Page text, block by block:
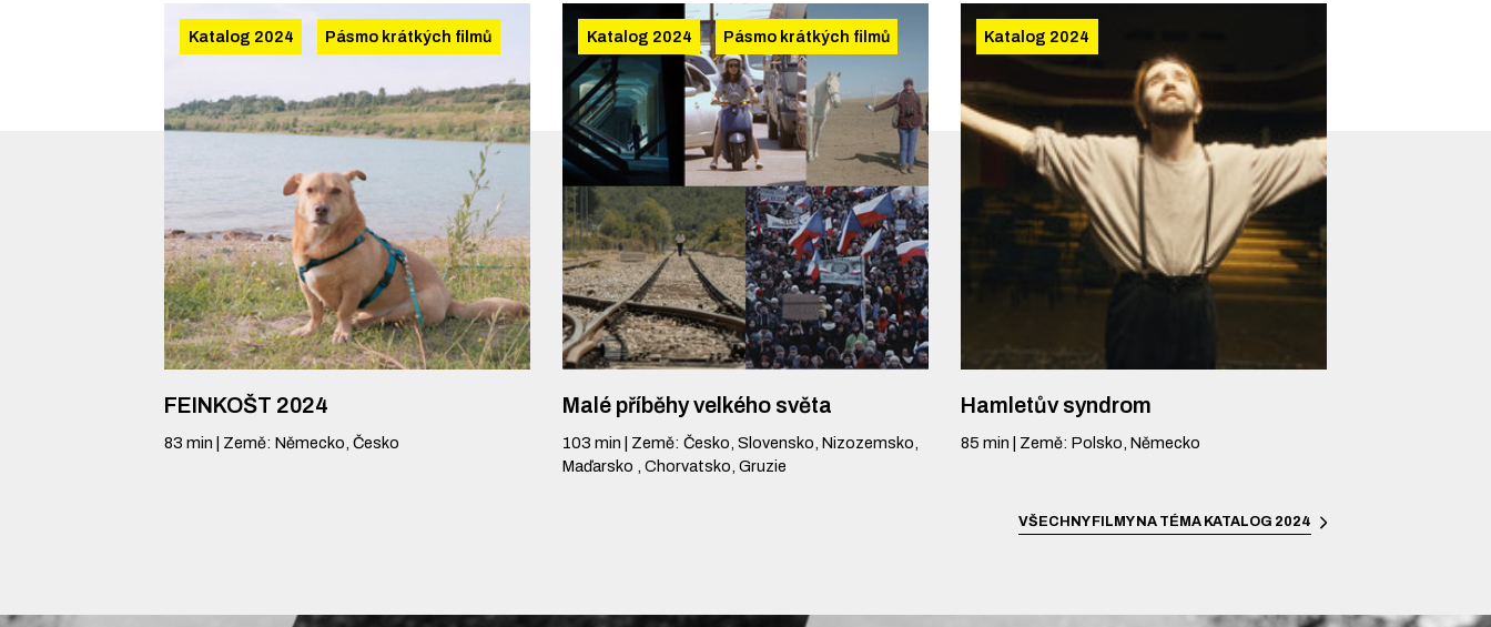
Katalog 2024 Pásmo krátkých filmů
FEINKOŠT 2024
83 min Země: Německo, Česko
Katalog 2024 Pásmo krátkých filmů
Malé příběhy velkého světa
103 min Země: Česko, Slovensko, Nizozemsko,
Maďarsko , Chorvatsko, Gruzie
Katalog 2024
Hamletův syndrom
85 min Země: Polsko, Německo
VŠECHNY FILMY NA TÉMA KATALOG 2024